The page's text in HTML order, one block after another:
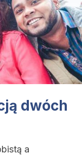
dwóch
a